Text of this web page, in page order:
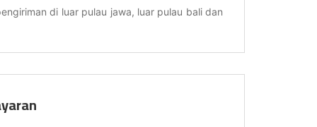
di luar pulau jawa, luar pulau bali dan